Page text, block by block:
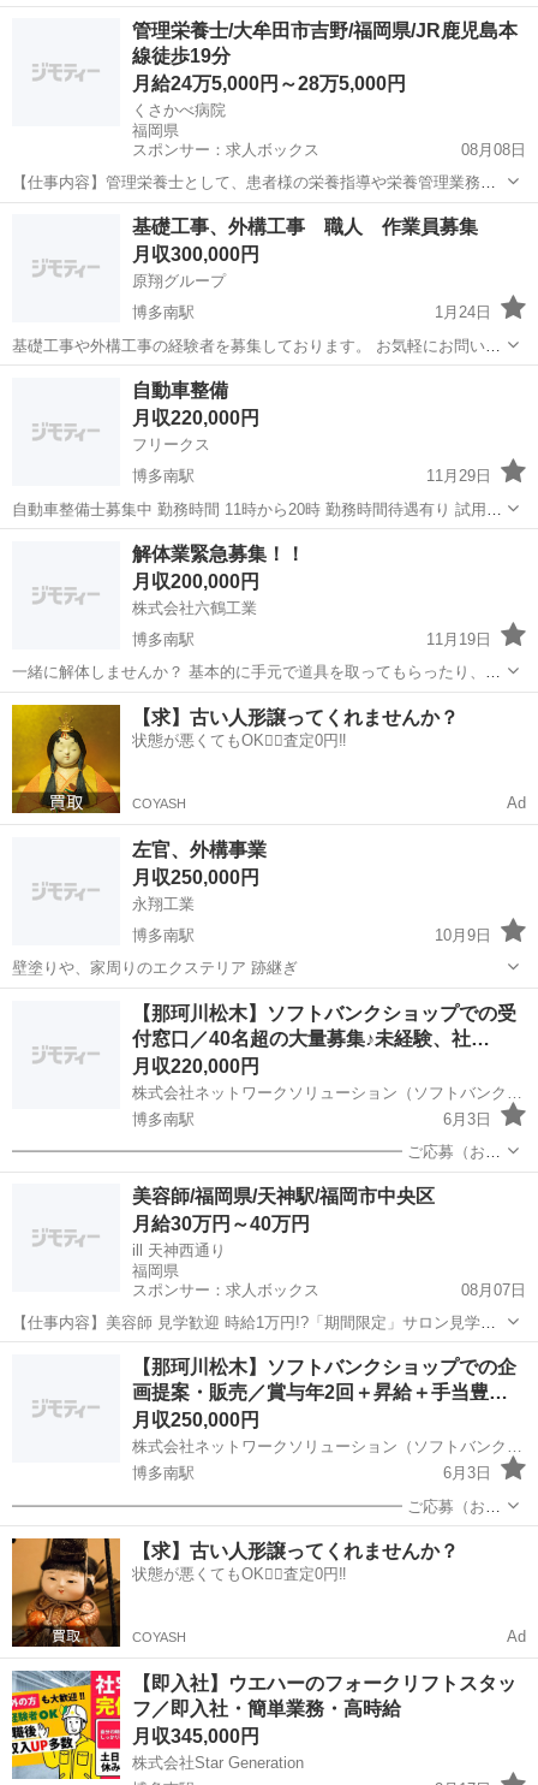
んを複数名募集しています！ ネット通販（Amazon、楽天など）の商
品や日用品を、軽バン（AT可）で個人宅や企業にお届けするお仕事で
す。 シンプルながらも...
那珂川市 博多南駅 ドライバー 未経験
管理栄養士/大牟田市吉野/福岡県/JR鹿児島本
線徒歩19分
月給24万5,000円～28万5,000円
くさかべ病院
福岡県
スポンサー：求人ボックス
08月08日
【仕事内容】管理栄養士として、患者様の栄養指導や栄養管理業務な
どを行っていただきます。 外食宅配を導入しており、クックチルを温
めるだけの簡単な作業なので、調理に苦手意識のある方でも安心の環
境ですよ マイカー通勤OK!駐車場も完備で...
基礎工事、外構工事 職人 作業員募集
月収300,000円
原翔グループ
博多南駅
1月24日
基礎工事や外構工事の経験者を募集しております。 お気軽にお問い合
わせください
博多南駅
自動車整備
月収220,000円
フリークス
博多南駅
11月29日
自動車整備士募集中 勤務時間 11時から20時 勤務時間待遇有り 試用期
間有り 給料、勤務時間、勤務日数などご要望があれば言ってくださ
那珂川市 博多南駅
解体業緊急募集！！
月収200,000円
株式会社六鶴工業
博多南駅
11月19日
一緒に解体しませんか？ 基本的に手元で道具を取ってもらったり、軽
いものを運んでもらうことがメインになります。 まずは連絡くださ
い！！
福岡 那珂川市 博多南駅 その他
【求】古い人形譲ってくれませんか？
状態が悪くてもOK🙆‍♀️査定0円‼️
COYASH Ad
左官、外構事業
月収250,000円
永翔工業
博多南駅
10月9日
壁塗りや、家周りのエクステリア 跡継ぎ
博多南駅 その他
【那珂川松木】ソフトバンクショップでの受
付窓口／40名超の大量募集♪未経験、社…
月収220,000円
博多南駅
6月3日
━━━━━━━━━━━━━━━━━━━━━━━━━ ご応募（お問
合せ）の際は、以下をご記載ください。 お名前／年齢／性別／メール
アドレス／電話番号
━━━━━━━━━━━━━━━━━━━━━━━━━ ●募集店
舗：...
那珂川市 博多南駅 受付 未経験
美容師/福岡県/天神駅/福岡市中央区
月給30万円～40万円
ill 天神西通り
福岡県
スポンサー：求人ボックス
08月07日
【仕事内容】美容師 見学歓迎 時給1万円!?「期間限定」サロン見学で1
万 「SHACHUみやち氏プロデュースのカラー特化サロン」
CS_made_by_SHACHU(シーエス_メイド_バイ_シャチュー) 美容業界
トップデザイナーの...
【那珂川松木】ソフトバンクショップでの企
画提案・販売／賞与年2回＋昇給＋手当豊…
月収250,000円
株式会社ネットワークソリューション（ソフトバンク那珂川松木）
博多南駅
6月3日
━━━━━━━━━━━━━━━━━━━━━━━━━ ご応募（お問
合せ）の際は、以下をご記載ください。 お名前／年齢／性別／メール
アドレス／電話番号
━━━━━━━━━━━━━━━━━━━━━━━━━ ●募集店
舗：...
福岡 那珂川市 博多南駅 ホールスタッフ
【求】古い人形譲ってくれませんか？
状態が悪くてもOK🙆‍♀️査定0円‼️
COYASH Ad
【即入社】ウエハーのフォークリフトスタッ
フ／即入社・簡単業務・高時給
月収345,000円
株式会社Star Generation